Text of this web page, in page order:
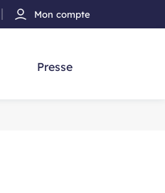
Mon compte
Presse